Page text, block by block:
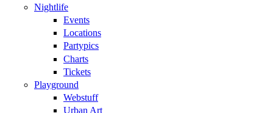
Nightlife
Events
Locations
Partypics
Charts
Tickets
Playground
Webstuff
Urban Art